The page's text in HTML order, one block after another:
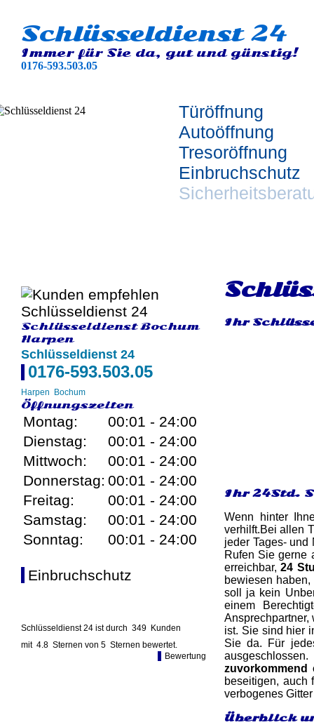
Schlüsseldienst 24
Immer für Sie da, gut und günstig!
0176-593.503.05
Türöffnung
Autoöffnung
Tresoröffnung
Einbruchschutz
Schlüsseldienst Bochum
Harpen
Schlüsseldienst 24
0176-593.503.05
Harpen Bochum
Öffnungszeiten
Montag:
00:01 - 24:00
Dienstag:
00:01 - 24:00
Mittwoch:
00:01 - 24:00
Donnerstag: 00:01 - 24:00
Freitag:
00:01 - 24:00
Samstag:
00:01 - 24:00
Sonntag:
00:01 - 24:00
Einbruchschutz
Schlüsseldienst 24 ist durch 349 Kunden
mit 4.8 Sternen von 5 Sternen bewertet.
Bewertung
Ihr
Ihr 24Std.
Wenn hinter
verhilft.Bei allen
jeder Tages- und
Rufen Sie gerne
erreichbar,24
bewiesen
soll ja kein
einem
ist. Sie sind hier
Sie da. Für
zuvorkommend
beseitigen, auch
verbogenes
Überblick